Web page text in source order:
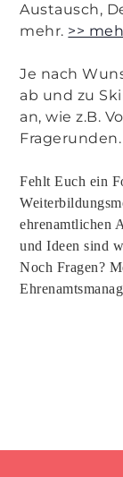
Austausch,
mehr. >>
Je nach
ab und zu
an, wie z.B.
Fragerunden.
Fehlt Euch ein
ehrenamtlichen
und Ideen sind
Noch Fragen?